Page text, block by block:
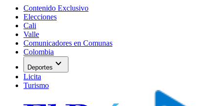
Contenido Exclusivo
Elecciones
Cali
Valle
Comunicadores en Comunas
Colombia
Deportes expand_more
Licita
Turismo